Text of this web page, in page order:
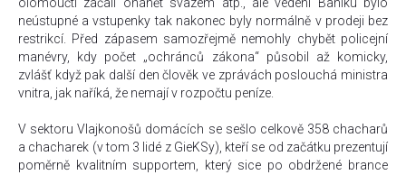
neústupné a vstupenky tak nakonec byly normálně v prodeji bez
restrikcí. Před zápasem samozřejmě nemohly chybět policejní
manévry, kdy počet „ochránců zákona“ působil až komicky,
zvlášť když pak další den člověk ve zprávách poslouchá ministra
vnitra, jak naříká, že nemají v rozpočtu peníze.
V sektoru Vlajkonošů domácích se sešlo celkově 358 chacharů
a chacharek (v tom 3 lidé z GieKSy), kteří se od začátku prezentují
poměrně kvalitním supportem, který sice po obdržené brance